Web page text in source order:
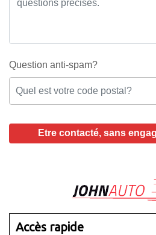
Question anti-spam?
Accès rapide